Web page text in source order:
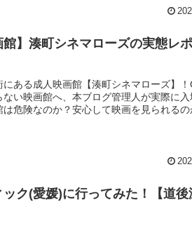
館】湊町シネマローズの実態レ
にある成人映画館【湊町シネマローズ】
い映画館へ、本ブログ管理人が実際に入
危険なのか？安心して映画を見られるの
ック(愛媛)に行ってみた！【道後